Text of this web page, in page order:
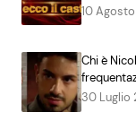
10
Chi è
30 Luglio